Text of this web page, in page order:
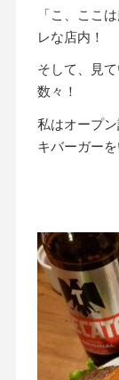
「こ、ここ
レな店内！
そして、見
数々！
私はオープ
キバーガー